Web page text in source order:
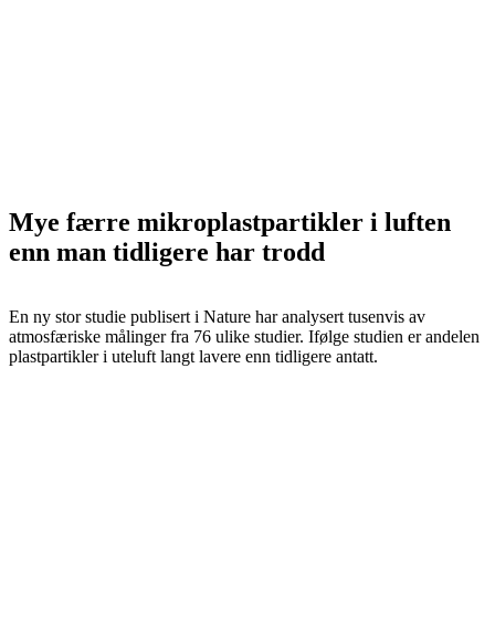
Mye færre mikroplastpartikler i luften
enn man tidligere har trodd
En ny stor studie publisert i Nature har analysert tusenvis av
atmosfæriske målinger fra 76 ulike studier. Ifølge studien er andelen
plastpartikler i uteluft langt lavere enn tidligere antatt.